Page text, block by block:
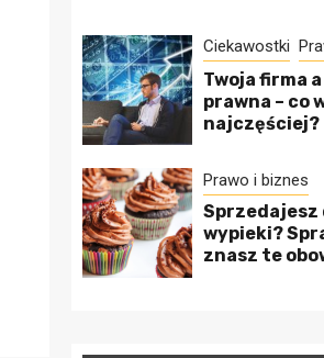
Ciekawostki
Twoja firma
prawna – co
najczęściej?
Prawo i biznes
Sprzedajesz
wypieki?
znasz te